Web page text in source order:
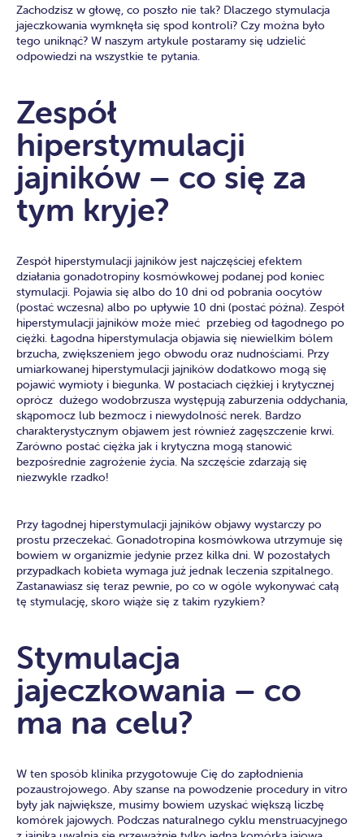
Zachodzisz w głowę, co poszło nie tak? Dlaczego stymulacja
jajeczkowania wymknęła się spod kontroli? Czy można było
tego uniknąć? W naszym artykule postaramy się udzielić
odpowiedzi na wszystkie te pytania.
Zespół
hiperstymulacji
jajników – co się za
tym kryje?
Zespół hiperstymulacji jajników jest najczęściej efektem
działania gonadotropiny kosmówkowej podanej pod koniec
stymulacji. Pojawia się albo do 10 dni od pobrania oocytów
(postać wczesna) albo po upływie 10 dni (postać późna). Zespół
hiperstymulacji jajników może mieć przebieg od łagodnego po
ciężki. Łagodna hiperstymulacja objawia się niewielkim bólem
brzucha, zwiększeniem jego obwodu oraz nudnościami. Przy
umiarkowanej hiperstymulacji jajników dodatkowo mogą się
pojawić wymioty i biegunka. W postaciach ciężkiej i krytycznej
oprócz dużego wodobrzusza występują zaburzenia oddychania,
skąpomocz lub bezmocz i niewydolność nerek. Bardzo
charakterystycznym objawem jest również zagęszczenie krwi.
Zarówno postać ciężka jak i krytyczna mogą stanowić
bezpośrednie zagrożenie życia. Na szczęście zdarzają się
niezwykle rzadko!
Przy łagodnej hiperstymulacji jajników objawy wystarczy po
prostu przeczekać. Gonadotropina kosmówkowa utrzymuje się
bowiem w organizmie jedynie przez kilka dni. W pozostałych
przypadkach kobieta wymaga już jednak leczenia szpitalnego.
Zastanawiasz się teraz pewnie, po co w ogóle wykonywać całą
tę stymulację, skoro wiąże się z takim ryzykiem?
Stymulacja
jajeczkowania – co
ma na celu?
W ten sposób klinika przygotowuje Cię do zapłodnienia
pozaustrojowego. Aby szanse na powodzenie procedury in vitro
były jak największe, musimy bowiem uzyskać większą liczbę
komórek jajowych. Podczas naturalnego cyklu menstruacyjnego